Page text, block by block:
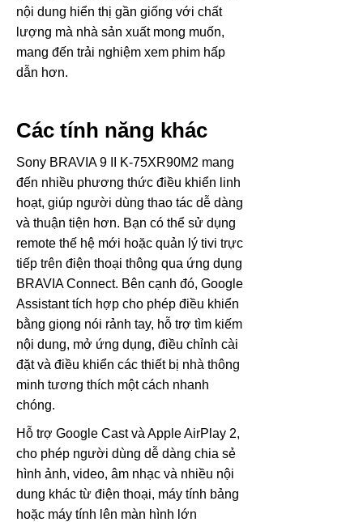
nội dung hiển thị gần giống với chất
lượng mà nhà sản xuất mong muốn,
mang đến trải nghiệm xem phim hấp
dẫn hơn.
Các tính năng khác
Sony BRAVIA 9 II K-75XR90M2 mang
đến nhiều phương thức điều khiển linh
hoạt, giúp người dùng thao tác dễ dàng
và thuận tiện hơn. Bạn có thể sử dụng
remote thế hệ mới hoặc quản lý tivi trực
tiếp trên điện thoại thông qua ứng dụng
BRAVIA Connect. Bên cạnh đó, Google
Assistant tích hợp cho phép điều khiển
bằng giọng nói rảnh tay, hỗ trợ tìm kiếm
nội dung, mở ứng dụng, điều chỉnh cài
đặt và điều khiển các thiết bị nhà thông
minh tương thích một cách nhanh
chóng.
Hỗ trợ Google Cast và Apple AirPlay 2,
cho phép người dùng dễ dàng chia sẻ
hình ảnh, video, âm nhạc và nhiều nội
dung khác từ điện thoại, máy tính bảng
hoặc máy tính lên màn hình lớn